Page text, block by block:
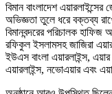
বিমান বাংলাদেশ
অভিজ্ঞতা তুলে ধরে বক্তব্য
বিমানবন্দরের পরিচালক
রফিকুল ইসলামসহ জাজিরা
ইউএস বাংলা এয়ারলাইন্স,
এয়ারলাইন্স, নভোএয়ার এবং